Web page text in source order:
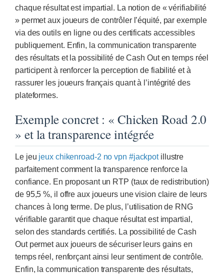
chaque résultat est impartial. La notion de « vérifiabilité
» permet aux joueurs de contrôler l’équité, par exemple
via des outils en ligne ou des certificats accessibles
publiquement. Enfin, la communication transparente
des résultats et la possibilité de Cash Out en temps réel
participent à renforcer la perception de fiabilité et à
rassurer les joueurs français quant à l’intégrité des
plateformes.
Exemple concret : « Chicken Road 2.0
» et la transparence intégrée
Le jeu jeux chikenroad-2 no vpn #jackpotillustre
parfaitement comment la transparence renforce la
confiance. En proposant un RTP (taux de redistribution)
de 95,5 %, il offre aux joueurs une vision claire de leurs
chances à long terme. De plus, l’utilisation de RNG
vérifiable garantit que chaque résultat est impartial,
selon des standards certifiés. La possibilité de Cash
Out permet aux joueurs de sécuriser leurs gains en
temps réel, renforçant ainsi leur sentiment de contrôle.
Enfin, la communication transparente des résultats,